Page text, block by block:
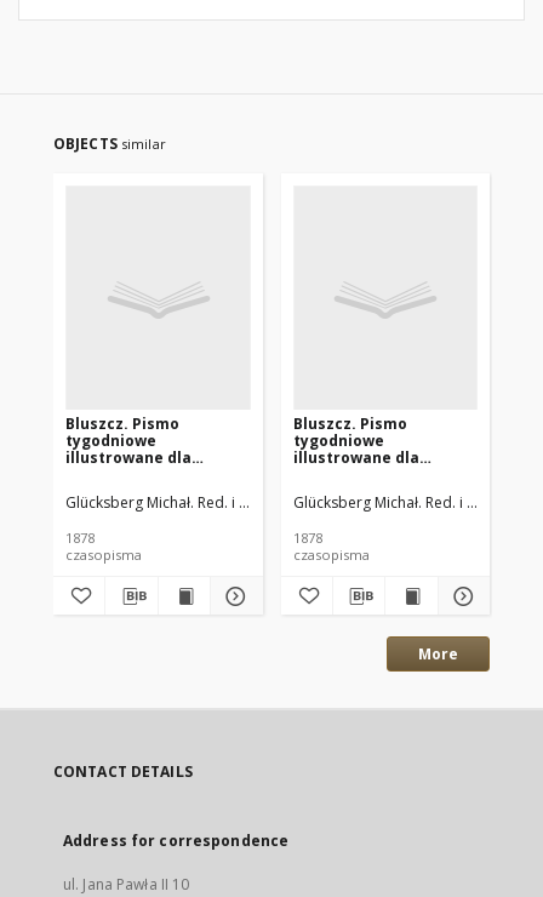
OBJECTS similar
Bluszcz. Pismo
tygodniowe
illustrowane dla
R.13 nr38
Glücksberg Michał. Red. i Wyd.
1878
czasopisma
Bluszcz. Pismo
tygodniowe
illustrowane dla
(09.11) R.13 nr37
Glücksberg Michał. Red. i Wyd.
1878
czasopisma
More
CONTACT DETAILS
Address for correspondence
ul. Jana Pawła II 10